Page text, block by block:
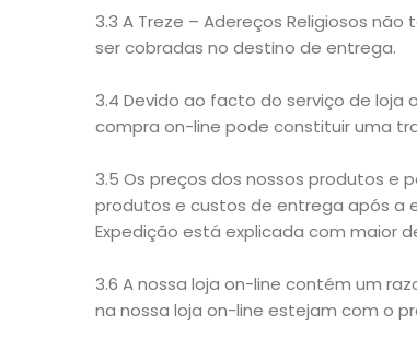
3.3 A Treze – Adereços Religiosos
ser cobradas no destino de entrega.
3.4 Devido ao facto do serviço de loja
compra on-line pode constituir uma
3.5 Os preços dos nossos produtos e
produtos e custos de entrega após a
Expedição está explicada com maior
3.6 A nossa loja on-line contém um
na nossa loja on-line estejam com o